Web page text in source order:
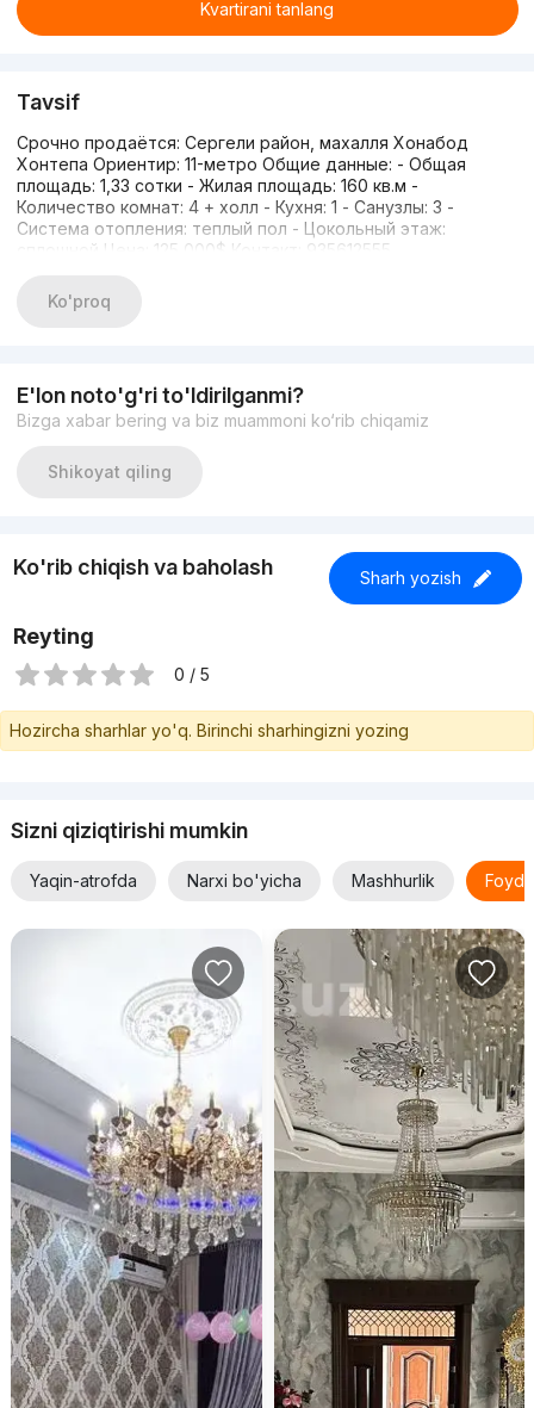
Kvartirani tanlang
Tavsif
Срочно продаётся: Сергели район, махалля Хонабод
Хонтепа Ориентир: 11-метро Общие данные: - Общая
площадь: 1,33 сотки - Жилая площадь: 160 кв.м -
Количество комнат: 4 + холл - Кухня: 1 - Санузлы: 3 -
Система отопления: теплый пол - Цокольный этаж:
сплошной Цена: 125 000$ Контакт: 935612555
Ko'proq
E'lon noto'g'ri to'ldirilganmi?
Bizga xabar bering va biz muammoni ko‘rib chiqamiz
Shikoyat qiling
Ko'rib chiqish va baholash Sharh yozish
Reyting
0 / 5
Hozircha sharhlar yo'q. Birinchi sharhingizni yozing
Sizni qiziqtirishi mumkin
Yaqin-atrofda Narxi bo'yicha Mashhurlik